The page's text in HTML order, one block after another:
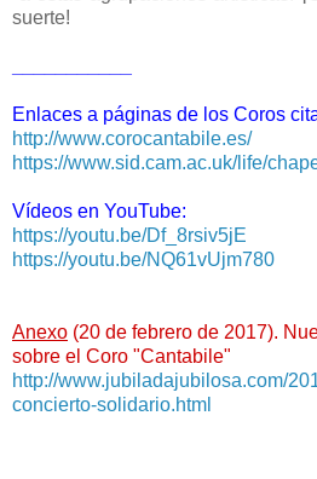
suerte!
Enlaces a páginas de los Coros
http://www.corocantabile.es/
https://www.sid.cam.ac.uk/life/
Vídeos en YouTube:
https://youtu.be/Df_8rsiv5jE
https://youtu.be/NQ61vUjm780
Anexo (20 de febrero de 2017).
sobre el Coro "Cantabile"
http://www.jubiladajubilosa.com/
concierto-solidario.html